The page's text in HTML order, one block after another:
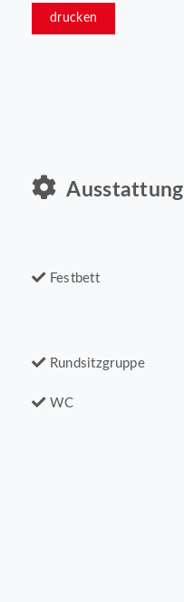
drucken
Ausstattung
Festbett
Rundsitzgruppe
WC